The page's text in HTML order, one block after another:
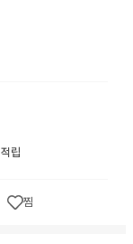
적립
찜